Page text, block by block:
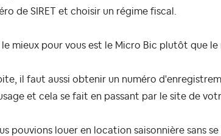
de SIRET et choisir un régime fiscal.
le mieux pour vous est le Micro Bic plutôt que le
il faut aussi obtenir un numéro
et cela se fait en passant par le site de
pouvions louer en location saisonnière sans